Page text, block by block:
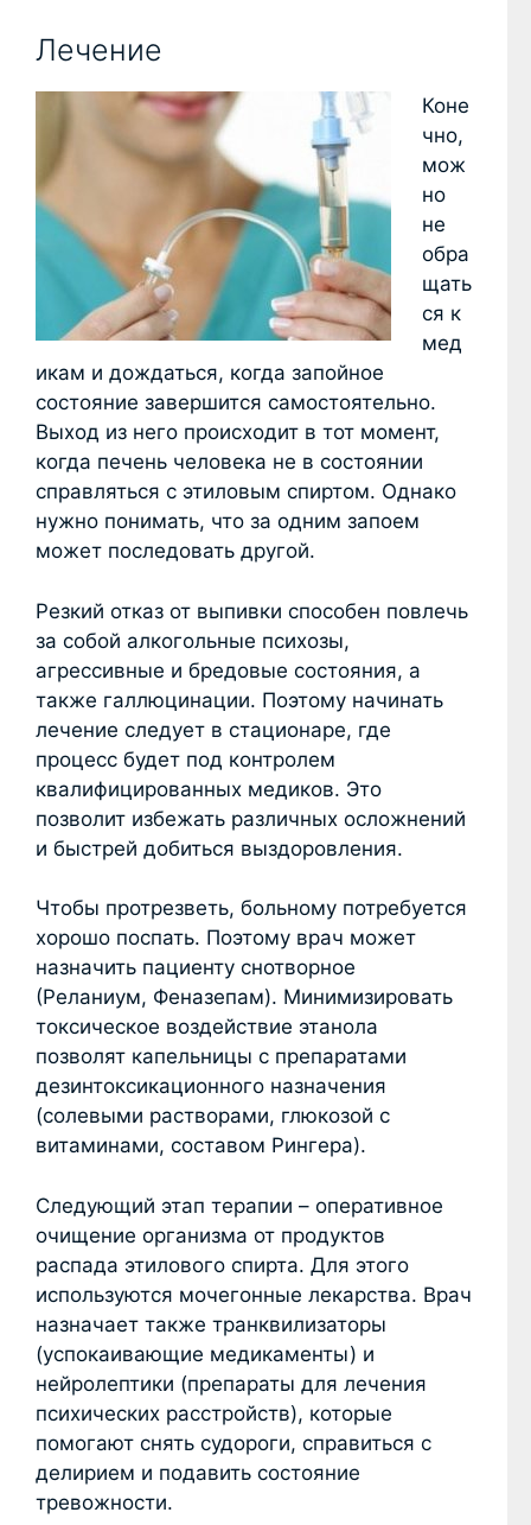
Лечение
Коне
чно,
мож
но
не
обра
щать
ся к
мед
икам и дождаться, когда запойное
состояние завершится самостоятельно.
Выход из него происходит в тот момент,
когда печень человека не в состоянии
справляться с этиловым спиртом. Однако
нужно понимать, что за одним запоем
может последовать другой.
Резкий отказ от выпивки способен повлечь
за собой алкогольные психозы,
агрессивные и бредовые состояния, а
также галлюцинации. Поэтому начинать
лечение следует в стационаре, где
процесс будет под контролем
квалифицированных медиков. Это
позволит избежать различных осложнений
и быстрей добиться выздоровления.
Чтобы протрезветь, больному потребуется
хорошо поспать. Поэтому врач может
назначить пациенту снотворное
(Реланиум, Феназепам). Минимизировать
токсическое воздействие этанола
позволят капельницы с препаратами
дезинтоксикационного назначения
(солевыми растворами, глюкозой с
витаминами, составом Рингера).
Следующий этап терапии – оперативное
очищение организма от продуктов
распада этилового спирта. Для этого
используются мочегонные лекарства. Врач
назначает также транквилизаторы
(успокаивающие медикаменты) и
нейролептики (препараты для лечения
психических расстройств), которые
помогают снять судороги, справиться с
делирием и подавить состояние
тревожности.